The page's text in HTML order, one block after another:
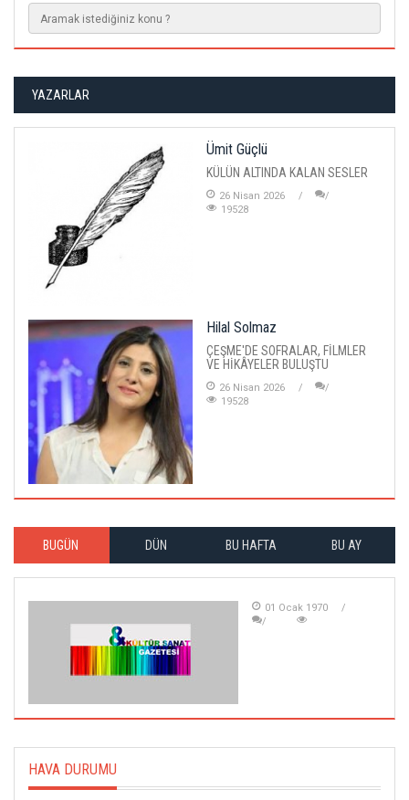
YAZARLAR
Ümit Güçlü
KÜLÜN ALTINDA KALAN SESLER
26 Nisan 2026
19528
Hilal Solmaz
ÇEŞME'DE SOFRALAR, FİLMLER
VE HİKÂYELER BULUŞTU
26 Nisan 2026
19528
BUGÜN DÜN BU HAFTA BU AY
01 Ocak 1970
HAVA DURUMU